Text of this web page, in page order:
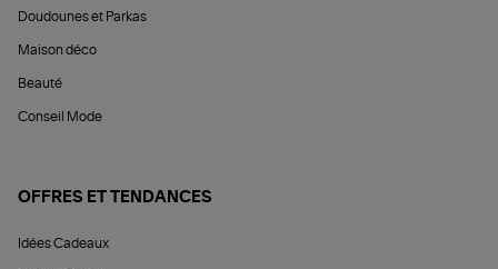
Doudounes et Parkas
Maison déco
Beauté
Conseil Mode
OFFRES ET TENDANCES
Idées Cadeaux